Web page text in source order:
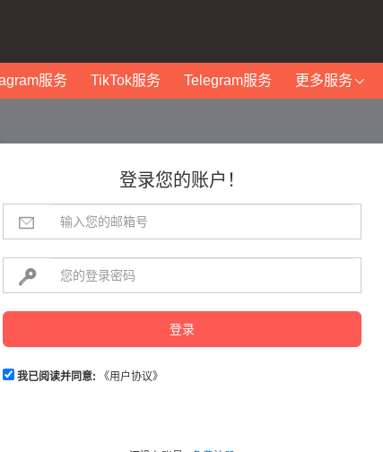
服务 TikTok服务 Telegram服务 更多服务
登录您的账户！
登录
我已阅读并同意: 《用户协议》